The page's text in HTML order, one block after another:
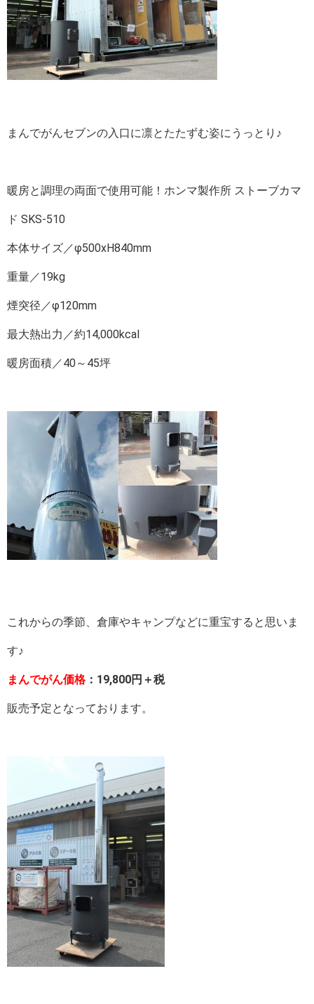
まんでがんセブンの入口に凛とたたずむ姿にうっとり♪
暖房と調理の両面で使用可能！ホンマ製作所 ストーブカマ
ド SKS-510
本体サイズ／φ500xH840mm
重量／19kg
煙突径／φ120mm
最大熱出力／約14,000kcal
暖房面積／40～45坪
これからの季節、倉庫やキャンプなどに重宝すると思いま
す♪
まんでがん価格：19,800円＋税
販売予定となっております。